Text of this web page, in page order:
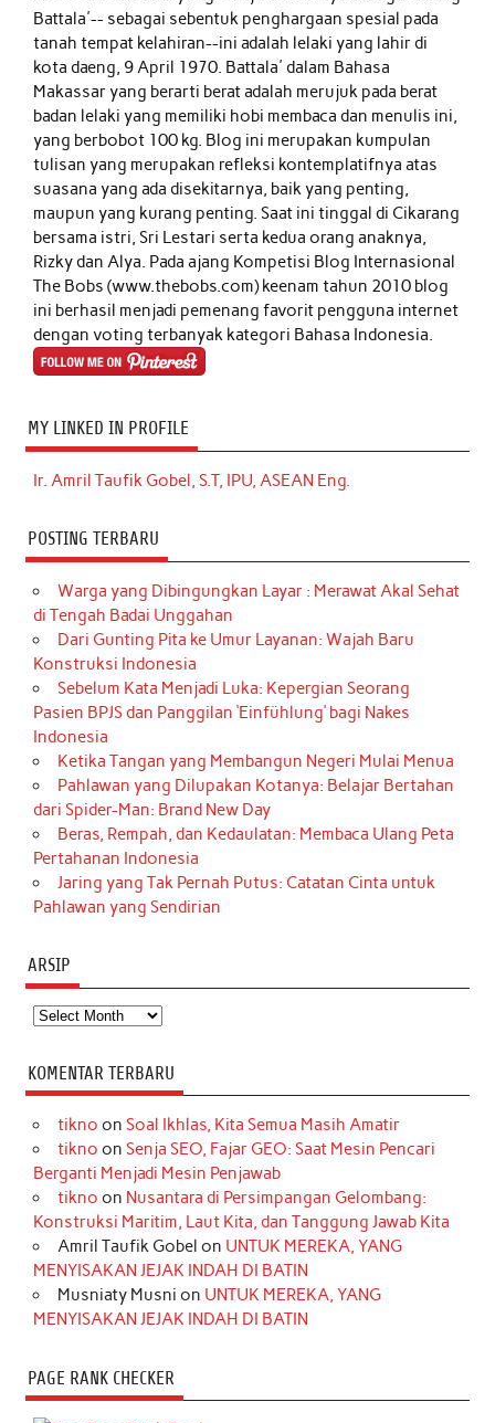
Battala'-- sebagai sebentuk penghargaan spesial pada
tanah tempat kelahiran--ini adalah lelaki yang lahir di
kota daeng, 9 April 1970. Battala' dalam Bahasa
Makassar yang berarti berat adalah merujuk pada berat
badan lelaki yang memiliki hobi membaca dan menulis ini,
yang berbobot 100 kg. Blog ini merupakan kumpulan
tulisan yang merupakan refleksi kontemplatifnya atas
suasana yang ada disekitarnya, baik yang penting,
maupun yang kurang penting. Saat ini tinggal di Cikarang
bersama istri, Sri Lestari serta kedua orang anaknya,
Rizky dan Alya. Pada ajang Kompetisi Blog Internasional
The Bobs (www.thebobs.com) keenam tahun 2010 blog
ini berhasil menjadi pemenang favorit pengguna internet
dengan voting terbanyak kategori Bahasa Indonesia.
MY LINKED IN PROFILE
Ir. Amril Taufik Gobel, S.T, IPU, ASEAN Eng.
POSTING TERBARU
Warga yang Dibingungkan Layar : Merawat Akal Sehat
di Tengah Badai Unggahan
Dari Gunting Pita ke Umur Layanan: Wajah Baru
Konstruksi Indonesia
Sebelum Kata Menjadi Luka: Kepergian Seorang
Pasien BPJS dan Panggilan ‘Einfühlung’ bagi Nakes
Indonesia
Ketika Tangan yang Membangun Negeri Mulai Menua
Pahlawan yang Dilupakan Kotanya: Belajar Bertahan
dari Spider-Man: Brand New Day
Beras, Rempah, dan Kedaulatan: Membaca Ulang Peta
Pertahanan Indonesia
Jaring yang Tak Pernah Putus: Catatan Cinta untuk
Pahlawan yang Sendirian
ARSIP
Arsip
KOMENTAR TERBARU
tikno on Soal Ikhlas, Kita Semua Masih Amatir
tikno on Senja SEO, Fajar GEO: Saat Mesin Pencari
Berganti Menjadi Mesin Penjawab
tikno on Nusantara di Persimpangan Gelombang:
Konstruksi Maritim, Laut Kita, dan Tanggung Jawab Kita
Amril Taufik Gobel on UNTUK MEREKA, YANG
MENYISAKAN JEJAK INDAH DI BATIN
Musniaty Musni on UNTUK MEREKA, YANG
MENYISAKAN JEJAK INDAH DI BATIN
PAGE RANK CHECKER